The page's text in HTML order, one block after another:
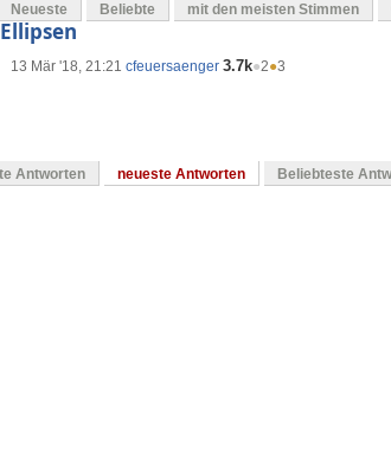
Neueste Beliebte mit den meisten Stimmen
13 Mär '18, 21:21 cfeuersaenger 3.7k●2●3
Antworten neueste Antworten Beliebteste